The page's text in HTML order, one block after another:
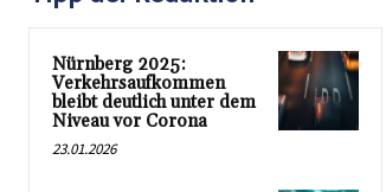
Nürnberg 2025:
Verkehrsaufkommen
bleibt deutlich unter dem
Niveau vor Corona
23.01.2026